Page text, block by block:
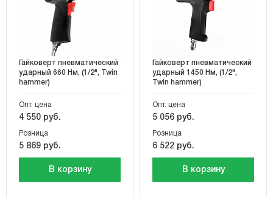
Гайковерт пневматический
ударный 660 Нм, (1/2", Twin
hammer)
Опт. цена
4 550 руб.
В корзину
Розница
5 869 руб.
Гайковерт пневматический
ударный 1450 Нм, (1/2",
Twin hammer)
Опт. цена
5 056 руб.
В корзину
Розница
6 522 руб.